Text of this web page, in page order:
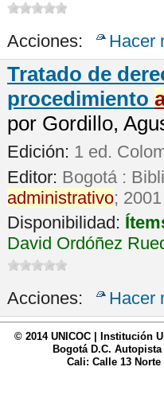
Acciones: Hacer
Tratado de
procedimiento
por Gordillo,
Edición: 1 ed.
Editor: Bogotá :
administrativo; 2001
Disponibilidad:
David Ordóñez
Acciones: Hacer
© 2014 UNICOC | Institución
Bogotá D.C. Autopista
Cali: Calle 13 Norte